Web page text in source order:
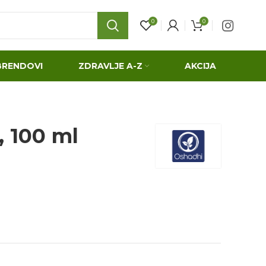
0 0
ZDRAVLJE A-Z AKCIJA
100 ml